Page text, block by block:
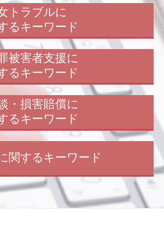
応
護士
成要件
故
約
者
トラブルに
るキーワード
性
た
士
求
被害者支援に
るキーワード
詐欺
法
事故
護士
・損害賠償に
るキーワード
ら
関するキーワード
金